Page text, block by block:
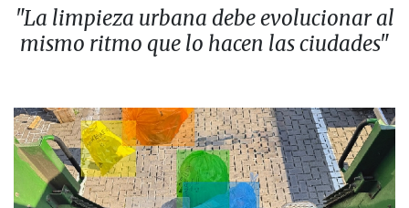
"La limpieza urbana debe evolucionar al
mismo ritmo que lo hacen las ciudades"